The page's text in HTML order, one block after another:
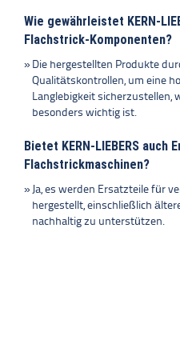
Wie gewährleistet KERN-
Flachstrick-Komponenten?
Die hergestellten Produkte
Qualitätskontrollen, um eine
Langlebigkeit sicherzustellen,
besonders wichtig ist.
Bietet KERN-LIEBERS
Flachstrickmaschinen?
Ja, es werden Ersatzteile für
hergestellt, einschließlich
nachhaltig zu unterstützen.